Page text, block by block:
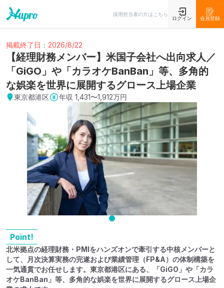
採用担当者の方はこちら
ログイン 会員登録
掲載終了日：2026/8/22
【経理財務メンバー】米国子会社へ出向求人／
「GiGO」や「カラオケBanBan」等、多角的
な娯楽を世界に展開するグロース上場企業
東京都港区 年収 1,431〜1,912万円
Point!
北米拠点の経理財務・PMIをハンズオンで牽引する中核メンバーと
して、月次決算実務の完遂および業績管理（FP&A）の体制構築を
一気通貫でお任せします。東京都港区にある、「GiGO」や「カラ
オケBanBan」等、多角的な娯楽を世界に展開するグロース上場企